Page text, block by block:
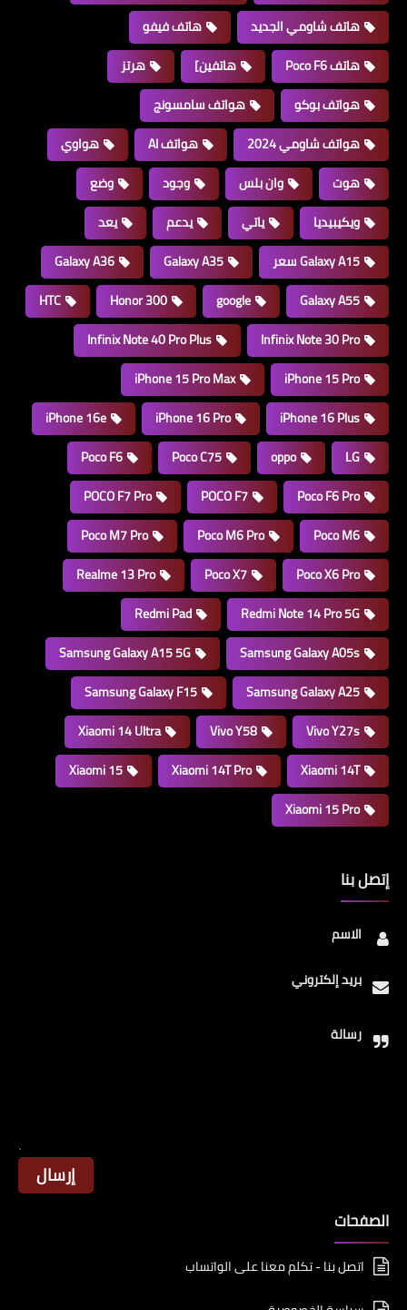
هاتف شاومي الجديد
هاتف فيفو
هاتف Poco F6
هاتفين]
هرتز
هواتف بوكو
هواتف سامسونج
هواتف شاومي 2024
هواتف AI
هواوي
هوت
وان بلس وجود
وضع
ويكيبيديا
ياتي يدعم
يعد
Galaxy A15 سعر
Galaxy A35
Galaxy A36
Galaxy A55
google
Honor 300
HTC
Infinix Note 30 Pro
Infinix Note 40 Pro Plus
iPhone 15 Pro
iPhone 15 Pro Max
iPhone 16 Plus
iPhone 16 Pro
iPhone 16e
LG
oppo
Poco C75
Poco F6
Poco F6 Pro
POCO F7
POCO F7 Pro
Poco M6
Poco M6 Pro
Poco M7 Pro
Poco X6 Pro
Poco X7
Realme 13 Pro
Redmi Note 14 Pro 5G
Redmi Pad
Samsung Galaxy A05s
Samsung Galaxy A15 5G
Samsung Galaxy A25
Samsung Galaxy F15
Vivo Y27s
Vivo Y58
Xiaomi 14 Ultra
Xiaomi 14T
Xiaomi 14T Pro
Xiaomi 15
Xiaomi 15 Pro
إتصل بنا
الاسم
بريد إلكتروني
رسالة
الصفحات
اتصل بنا - تكلم معنا على الواتساب